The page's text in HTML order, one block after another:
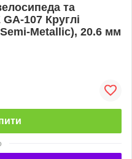
та
107 Круглі
Metallic), 20.6 мм